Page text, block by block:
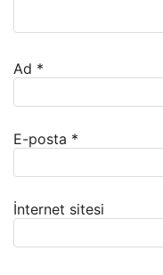
Ad *
E-posta *
İnternet sitesi